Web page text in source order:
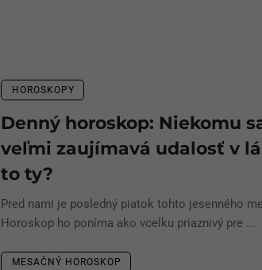
HOROSKOPY
Denný horoskop: Niekomu
veľmi zaujímavá udalosť v
to ty?
Pred nami je posledný piatok tohto jesenného
Horoskop ho poníma ako vcelku priaznivý pre ...
MESAČNÝ HOROSKOP